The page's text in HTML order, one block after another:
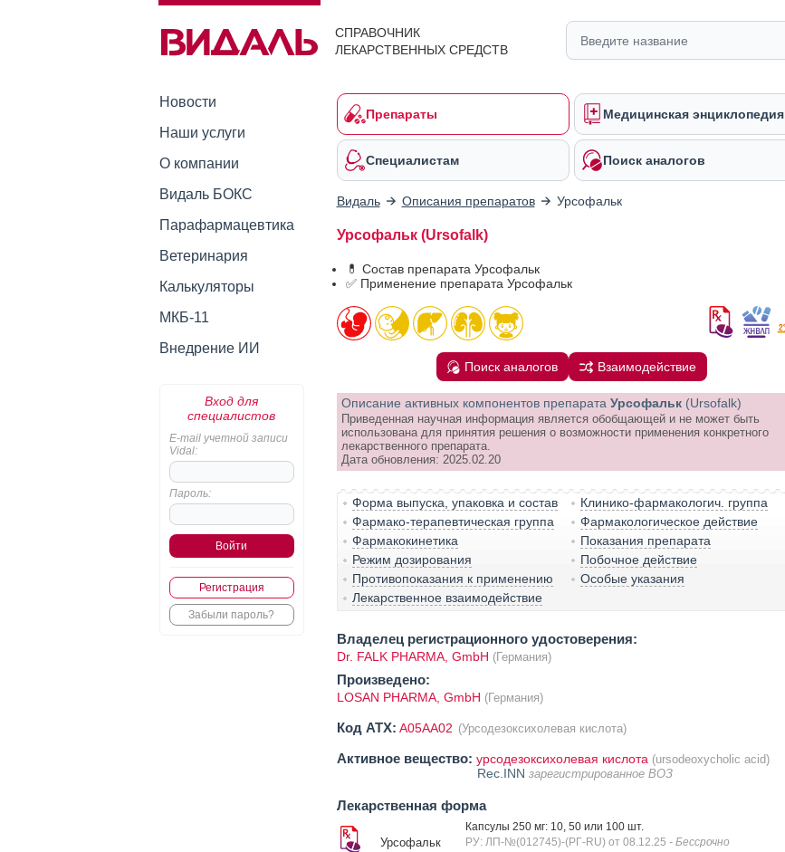
СПРАВОЧНИК
ЛЕКАРСТВЕННЫХ СРЕДСТВ
Новости
Наши услуги
О компании
Видаль БОКС
Парафармацевтика
Ветеринария
Калькуляторы
МКБ-11
Внедрение ИИ
Вход для
специалистов
E-mail учетной записи
Vidal:
Пароль:
Регистрация
Забыли пароль?
Препараты Медицинская энциклопедия
Специалистам Поиск аналогов
Видаль Описания препаратов Урсофальк
Урсофальк (Ursofalk)
💊 Состав препарата Урсофальк
✅ Применение препарата Урсофальк
Поиск аналогов Взаимодействие
Описание активных компонентов препарата Урсофальк (Ursofalk)
Приведенная научная информация является обобщающей и не может быть
использована для принятия решения о возможности применения конкретного
лекарственного препарата.
Дата обновления: 2025.02.20
Форма выпуска, упаковка и состав
Клинико-фармакологич. группа
Фармако-терапевтическая группа
Фармакологическое действие
Фармакокинетика
Показания препарата
Режим дозирования
Побочное действие
Противопоказания к применению
Особые указания
Лекарственное взаимодействие
Владелец регистрационного удостоверения:
Dr. FALK PHARMA, GmbH (Германия)
Произведено:
LOSAN PHARMA, GmbH (Германия)
Код ATX: A05AA02 (Урсодезоксихолевая кислота)
Активное вещество: урсодезоксихолевая кислота (ursodeoxycholic acid)
Rec.INN зарегистрированное ВОЗ
Лекарственная форма
Урсофальк
Капсулы 250 мг: 10, 50 или 100 шт.
РУ: ЛП-№(012745)-(РГ-RU) от 08.12.25 - Бессрочно